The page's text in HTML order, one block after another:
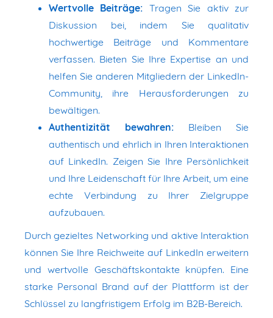
Wertvolle Beiträge: Tragen Sie aktiv zur
Diskussion bei, indem Sie qualitativ
hochwertige Beiträge und Kommentare
verfassen. Bieten Sie Ihre Expertise an und
helfen Sie anderen Mitgliedern der LinkedIn-
Community, ihre Herausforderungen zu
bewältigen.
Authentizität bewahren: Bleiben Sie
authentisch und ehrlich in Ihren Interaktionen
auf LinkedIn. Zeigen Sie Ihre Persönlichkeit
und Ihre Leidenschaft für Ihre Arbeit, um eine
echte Verbindung zu Ihrer Zielgruppe
aufzubauen.
Durch gezieltes Networking und aktive Interaktion
können Sie Ihre Reichweite auf LinkedIn erweitern
und wertvolle Geschäftskontakte knüpfen. Eine
starke Personal Brand auf der Plattform ist der
Schlüssel zu langfristigem Erfolg im B2B-Bereich.